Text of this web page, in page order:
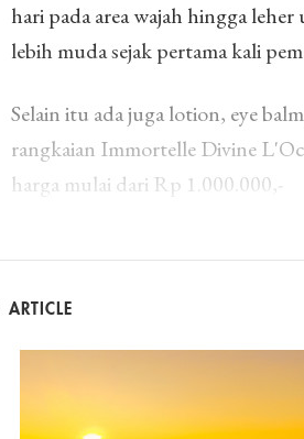
hari pada area wajah hingga
lebih muda sejak pertama kali
Selain itu ada juga lotion, eye
rangkaian Immortelle Divine
harga mulai dari Rp 1.000.000,-
ARTICLE